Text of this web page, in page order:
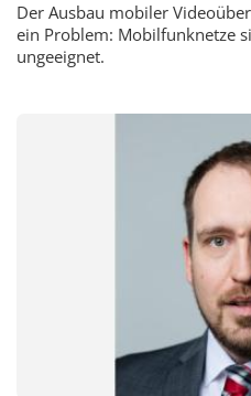
Der Ausbau mobiler
ein Problem: Mobilfunknetze
ungeeignet.